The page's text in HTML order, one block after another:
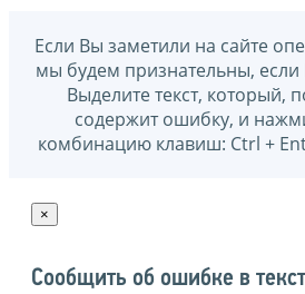
Если Вы заметили на сайте
мы будем признательны,
Выделите текст,
содержит ошибку, и
комбинацию клавиш: Ctrl +
×
Сообщить об ошибке в